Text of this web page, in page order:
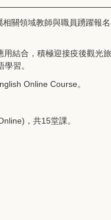
關領域教師與職員踴躍報名
結合，積極迎接疫後觀光
習。
Online Course。
，共15堂課。